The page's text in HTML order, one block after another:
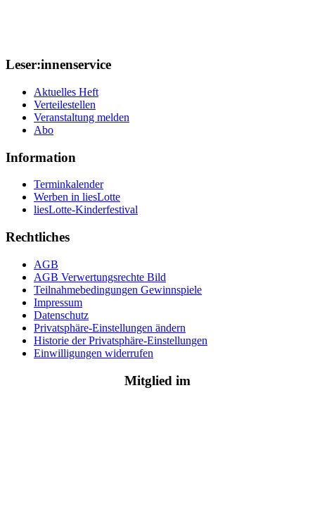
Leser:innenservice
Aktuelles Heft
Verteilestellen
Veranstaltung melden
Abo
Information
Terminkalender
Werben in liesLotte
liesLotte-Kinderfestival
Rechtliches
AGB
AGB Verwertungsrechte Bild
Teilnahmebedingungen Gewinnspiele
Impressum
Datenschutz
Privatsphäre-Einstellungen ändern
Historie der Privatsphäre-Einstellungen
Einwilligungen widerrufen
Mitglied im